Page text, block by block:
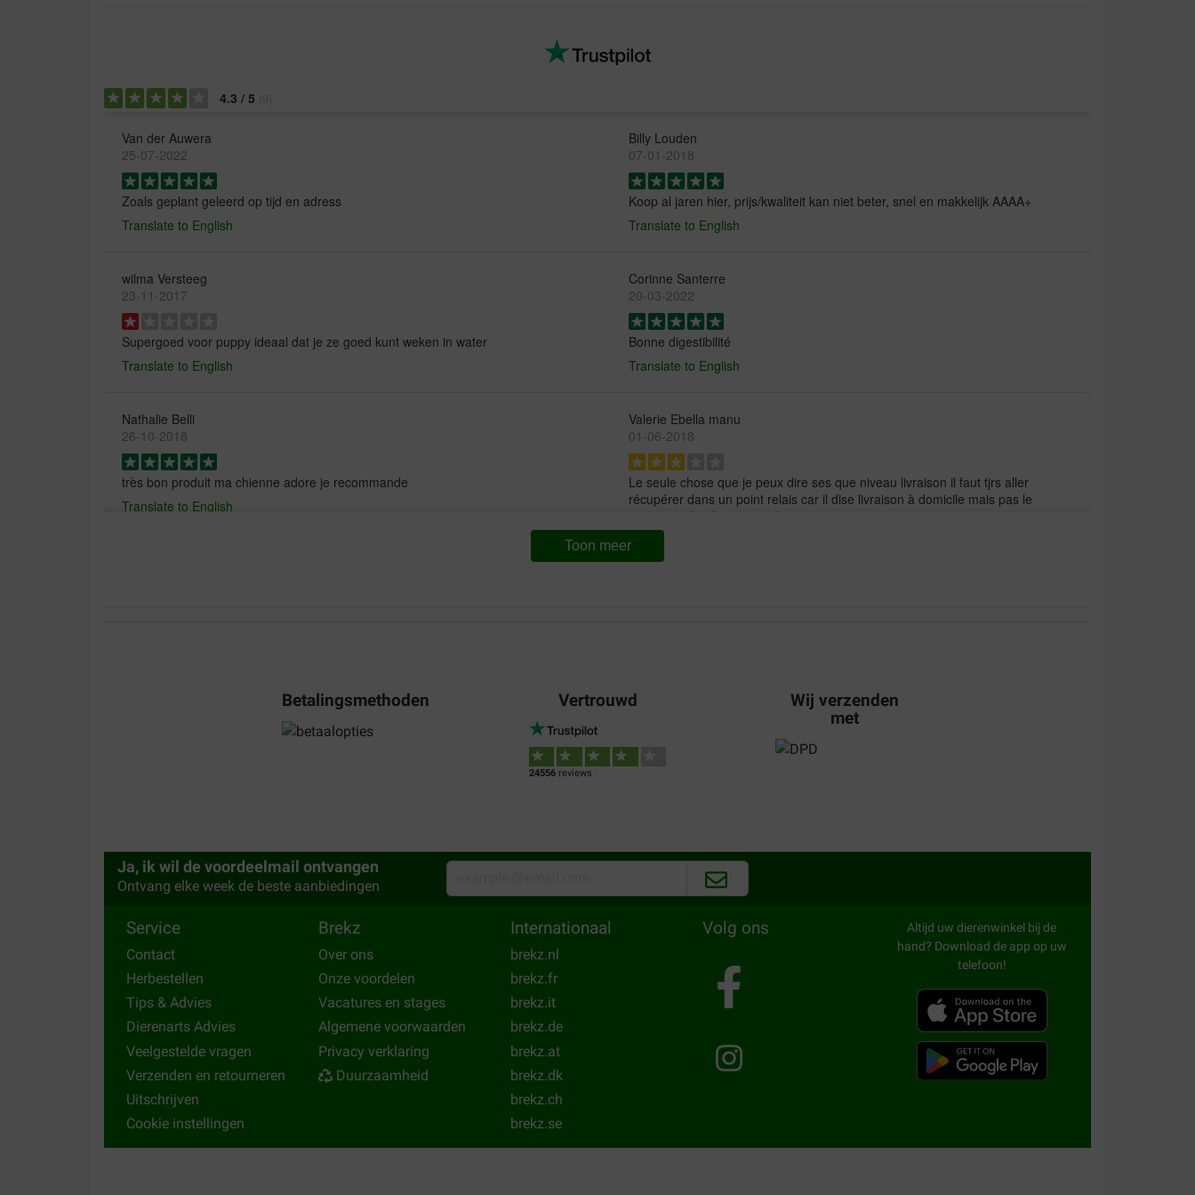
4.3 / 5
Van der Auwera
25-07-2022
Zoals geplant geleerd op tijd en adress
Translate to English
Billy Louden
07-01-2018
Koop al jaren hier, prijs/kwaliteit kan niet beter, snel en makkelijk AAAA+
Translate to English
wilma Versteeg
23-11-2017
Supergoed voor puppy ideaal dat je ze goed kunt weken in water
Translate to English
Corinne Santerre
20-03-2022
Bonne digestibilité
Translate to English
Nathalie Belli
26-10-2018
très bon produit ma chienne adore je recommande
Translate to English
Valerie Ebella manu
01-06-2018
Le seule chose que je peux dire ses que niveau livraison il faut tjrs aller
récupérer dans un point relais car il dise livraison à domicile mais pas le
cas.sinon de très non produit
Translate to English
Toon meer
Betalingsmethoden Vertrouwd
24556reviews
Wij verzenden
met
Ja, ik wil de voordeelmail ontvangen
Ontvang elke week de beste aanbiedingen
Service
Contact
Herbestellen
Tips & Advies
Dierenarts Advies
Veelgestelde vragen
Verzenden en retourneren
Uitschrijven
Cookie instellingen
Brekz
Over ons
Onze voordelen
Vacatures en stages
Algemene voorwaarden
Privacy verklaring
Duurzaamheid
Internationaal
brekz.nl
brekz.fr
brekz.it
brekz.de
brekz.at
brekz.dk
brekz.ch
brekz.se
Volg ons
Altijd uw dierenwinkel bij de
hand? Download de app op uw
telefoon!